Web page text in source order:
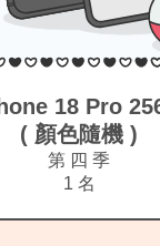
日本千石阿拉丁
遠紅外石墨大烤盤
第 四 季
1 名